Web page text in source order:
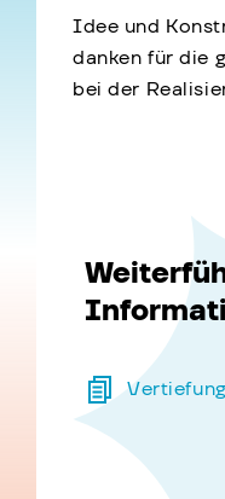
Idee und
danken für die
bei der